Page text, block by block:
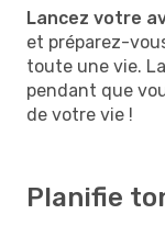
Lancez votre
et préparez-
toute une vie.
pendant que
de votre vie !
Planifie